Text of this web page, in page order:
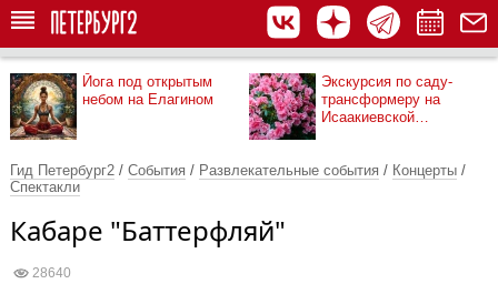
Йога под открытым
небом на Елагином
Экскурсия по саду-
трансформеру на
Исаакиевской
Гид Петербург2 / События / Развлекательные события / Концерты /
Спектакли
Кабаре "Баттерфляй"
28640